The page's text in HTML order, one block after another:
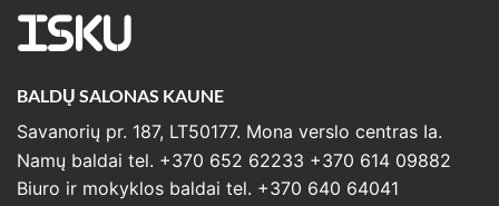
ISKU
BALDŲ SALONAS KAUNE
Savanorių pr. 187, LT50177. Mona verslo centras Ia.
Namų baldai tel. +370 652 62233 +370 614 09882
Biuro ir mokyklos baldai tel. +370 640 64041